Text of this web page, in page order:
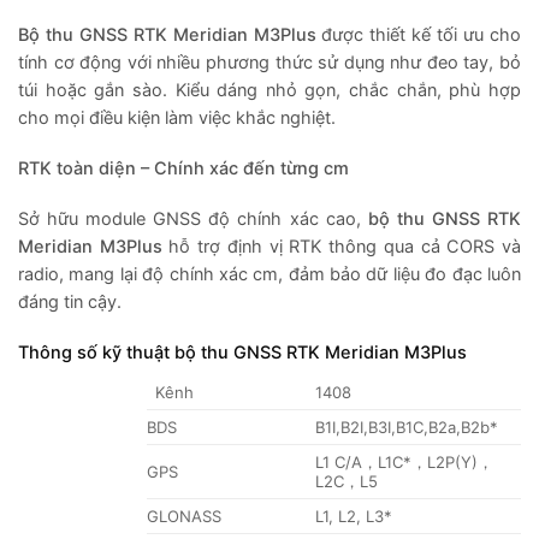
Bộ thu GNSS RTK Meridian M3Plus được thiết kế tối ưu cho
tính cơ động với nhiều phương thức sử dụng như đeo tay, bỏ
túi hoặc gắn sào. Kiểu dáng nhỏ gọn, chắc chắn, phù hợp
cho mọi điều kiện làm việc khắc nghiệt.
RTK toàn diện – Chính xác đến từng cm
Sở hữu module GNSS độ chính xác cao, bộ thu GNSS RTK
Meridian M3Plus hỗ trợ định vị RTK thông qua cả CORS và
radio, mang lại độ chính xác cm, đảm bảo dữ liệu đo đạc luôn
đáng tin cậy.
Thông số kỹ thuật bộ thu GNSS RTK Meridian M3Plus
Kênh
1408
BDS
B1I,B2I,B3I,B1C,B2a,B2b*
GPS
L1 C/A，L1C*，L2P(Y)，
L2C，L5
GLONASS
L1, L2, L3*